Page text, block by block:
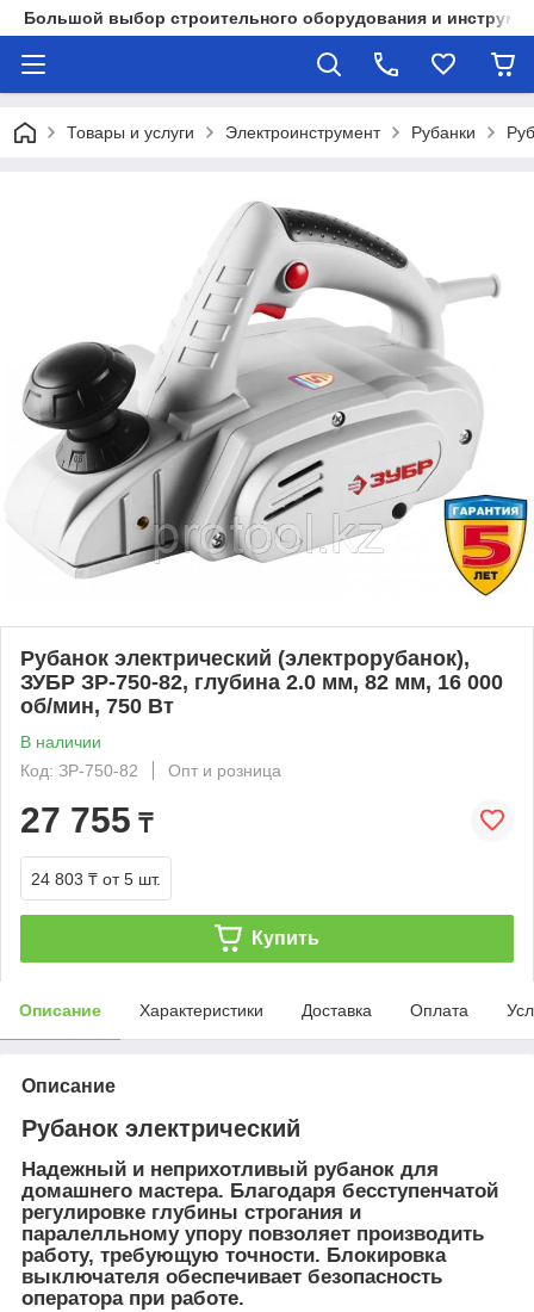
Большой выбор строительного оборудования и
Товары и услуги Электроинструмент Рубанки
Рубанок электрический (электрорубанок),
ЗУБР ЗР-750-82, глубина 2.0 мм, 82 мм, 16 000
об/мин, 750 Вт
В наличии
Код: ЗР-750-82
Опт и розница
27 755 ₸
24 803 ₸ от 5 шт.
Купить
Описание Характеристики Доставка Оплата
Описание
Рубанок электрический
Надежный и неприхотливый рубанок для
домашнего мастера. Благодаря бесступенчатой
регулировке глубины строгания и
паралелльному упору повзоляет производить
работу, требующую точности. Блокировка
выключателя обеспечивает безопасность
оператора при работе.